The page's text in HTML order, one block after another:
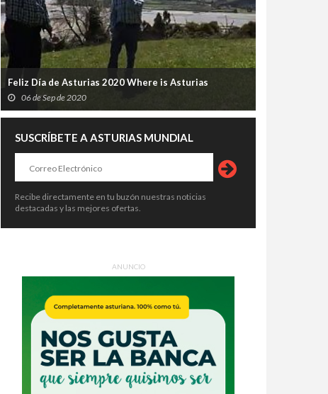
Feliz Día de Asturias 2020 Where is Asturias
06 de Sep de 2020
SUSCRÍBETE A ASTURIAS MUNDIAL
Recibe directamente en tu buzón nuestras noticias
destacadas y las mejores ofertas.
ANUNCIO